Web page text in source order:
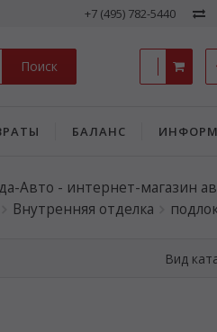
+7 (495) 782-5440
Поиск
БАЛАНС
Авто - интернет-магазин
Внутренняя отделка
Вид